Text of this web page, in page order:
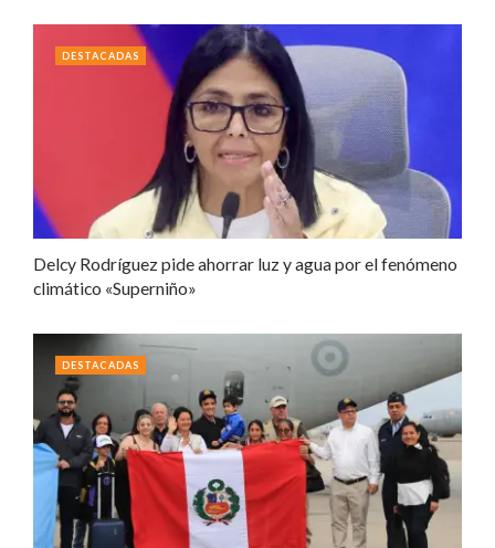
Delcy Rodríguez pide ahorrar luz y agua por el fenómeno
climático «Superniño»
DESTACADAS
DESTACADAS